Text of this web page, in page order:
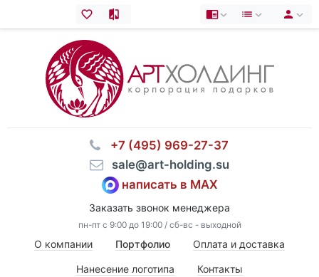
⠀+7 (495) 969-27-37
⠀sale@art-holding.su
написать в MAX
Заказать звонок менеджера
пн-пт с 9:00 до 19:00 / сб-вс - выходной
О компании Портфолио Оплата и доставка
Нанесение логотипа Контакты